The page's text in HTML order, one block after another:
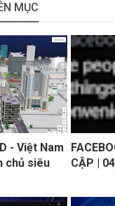
MỤC
- Việt Nam
chủ siêu
CẬP |